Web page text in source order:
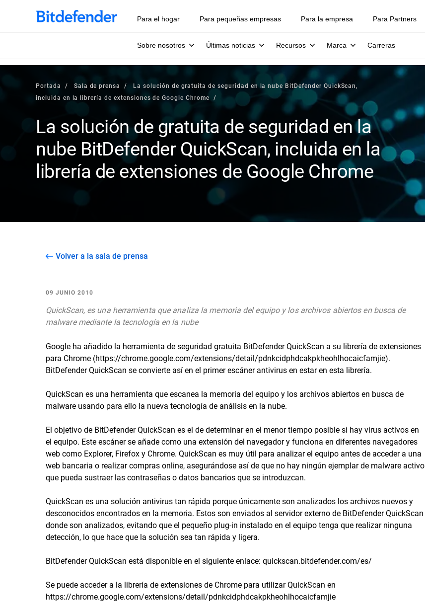
Para el hogar Para pequeñas empresas Para la empresa Para Partners
Sobre nosotros Últimas noticias Recursos Marca Carreras
Portada Sala de prensa
La solución de gratuita de seguridad en la nube BitDefender QuickScan,
incluida en la librería de extensiones de Google Chrome
La solución de gratuita de seguridad en la
nube BitDefender QuickScan, incluida en la
librería de extensiones de Google Chrome
Volver a la sala de prensa
09 JUNIO 2010
QuickScan, es una herramienta que analiza la memoria del equipo y los archivos abiertos en busca de
malware mediante la tecnología en la nube
Google ha añadido la herramienta de seguridad gratuita BitDefender QuickScan a su librería de extensiones
para Chrome (https://chrome.google.com/extensions/detail/pdnkcidphdcakpkheohlhocaicfamjie).
BitDefender QuickScan se convierte así en el primer escáner antivirus en estar en esta librería.
QuickScan es una herramienta que escanea la memoria del equipo y los archivos abiertos en busca de
malware usando para ello la nueva tecnología de análisis en la nube.
El objetivo de BitDefender QuickScan es el de determinar en el menor tiempo posible si hay virus activos en
el equipo. Este escáner se añade como una extensión del navegador y funciona en diferentes navegadores
web como Explorer, Firefox y Chrome. QuickScan es muy útil para analizar el equipo antes de acceder a una
web bancaria o realizar compras online, asegurándose así de que no hay ningún ejemplar de malware activo
que pueda sustraer las contraseñas o datos bancarios que se introduzcan.
QuickScan es una solución antivirus tan rápida porque únicamente son analizados los archivos nuevos y
desconocidos encontrados en la memoria. Estos son enviados al servidor externo de BitDefender QuickScan
donde son analizados, evitando que el pequeño plug-in instalado en el equipo tenga que realizar ninguna
detección, lo que hace que la solución sea tan rápida y ligera.
BitDefender QuickScan está disponible en el siguiente enlace: quickscan.bitdefender.com/es/
Se puede acceder a la librería de extensiones de Chrome para utilizar QuickScan en
https://chrome.google.com/extensions/detail/pdnkcidphdcakpkheohlhocaicfamjie